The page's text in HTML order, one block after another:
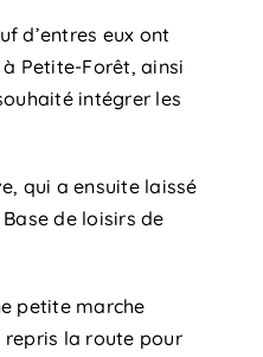
d’entres eux ont
Petite-Forêt, ainsi
intégrer les
qui a ensuite laissé
de loisirs de
petite marche
repris la route pour